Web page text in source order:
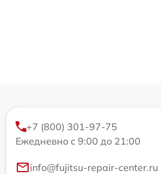
+7 (800) 301-97-75
Ежедневно с 9:00 до 21:00
info@fujitsu-repair-center.ru